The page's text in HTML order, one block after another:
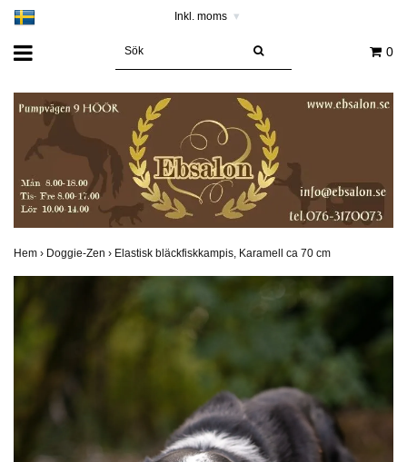
Inkl. moms ▾
0
Hem › Doggie-Zen › Elastisk bläckfiskkampis, Karamell ca 70 cm